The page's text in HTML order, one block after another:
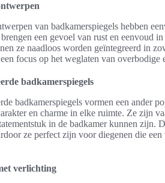
van badkamerspiegels hebben
brengen een gevoel van rust en eenvoud
ze naadloos worden geïntegreerd in
focus op het weglaten van overbodige
badkamerspiegels
badkamerspiegels vormen een ander
en charme in elke ruimte. Ze zijn
in de badkamer kunnen zijn.
ze perfect zijn voor diegenen die
verlichting